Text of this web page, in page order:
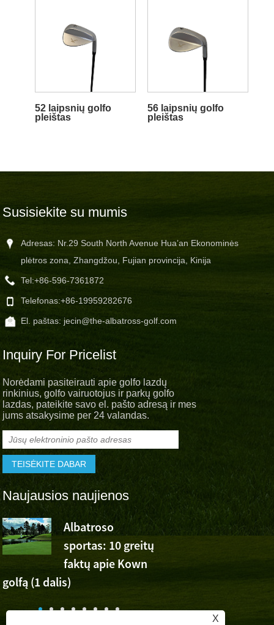
52 laipsnių golfo
pleištas
56 laipsnių golfo
pleištas
Susisiekite su mumis
Adresas: Nr.29 South North Avenue Hua’an Ekonominės
plėtros zona, Zhangdžou, Fujian provincija, Kinija
Tel:+86-596-7361872
Telefonas:+86-19959282676
El. paštas: jecin@the-albatross-golf.com
Inquiry For Pricelist
Norėdami pasiteirauti apie golfo lazdų
rinkinius, golfo vairuotojus ir parkų golfo
lazdas, pateikite savo el. pašto adresą ir mes
jums atsakysime per 24 valandas.
Naujausios naujienos
Albatroso
sportas: 10 greitų
faktų apie Kown
golfą (1 dalis)
Albatroso
X